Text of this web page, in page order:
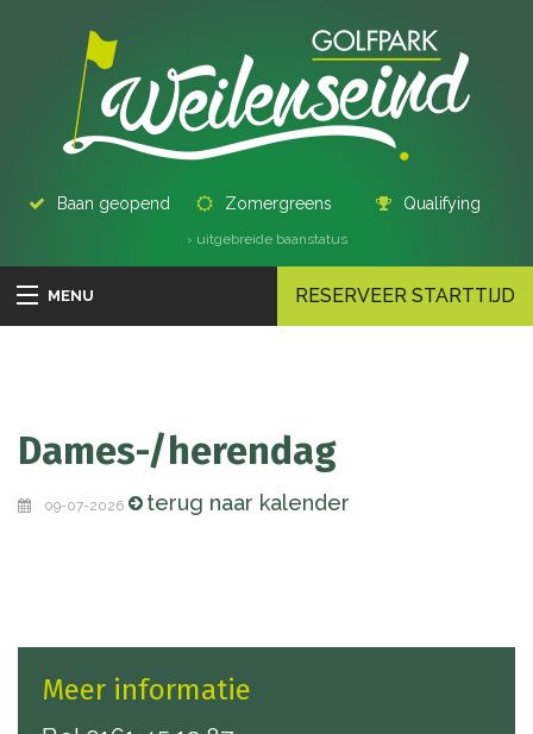
Baan geopend Zomergreens Qualifying
› uitgebreide baanstatus
RESERVEER STARTTIJD
MENU
Dames-/herendag
09-07-2026 terug naar kalender
Meer informatie